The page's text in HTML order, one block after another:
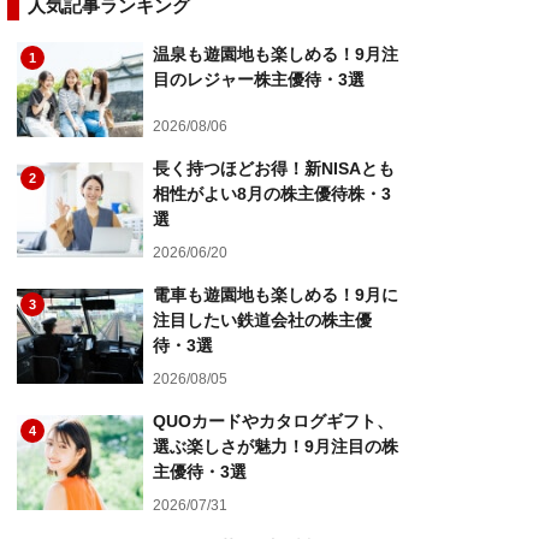
人気記事ランキング
1
温泉も遊園地も楽しめる！9月注
目のレジャー株主優待・3選
2026/08/06
2
長く持つほどお得！新NISAとも
相性がよい8月の株主優待株・3
選
2026/06/20
3
電車も遊園地も楽しめる！9月に
注目したい鉄道会社の株主優
待・3選
2026/08/05
4
QUOカードやカタログギフト、
選ぶ楽しさが魅力！9月注目の株
主優待・3選
2026/07/31